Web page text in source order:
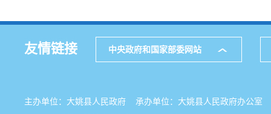
友情链接 中央政府和国家部委网站
主办单位：大姚县人民政府 承办单位：大姚县人民政府办公